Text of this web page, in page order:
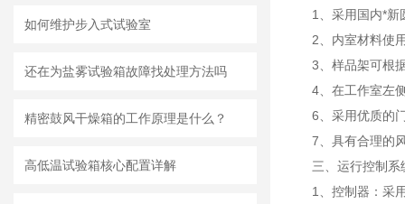
如何维护步入式试验室
还在为盐雾试验箱故障找处理方法吗
精密鼓风干燥箱的工作原理是什么？
高低温试验箱核心配置详解
1、采用国内*新
2、内室材料使
3、样品架可根
4、在工作室左
6、采用优质的
7、具有合理的
三、运行控制系
1、控制器：采